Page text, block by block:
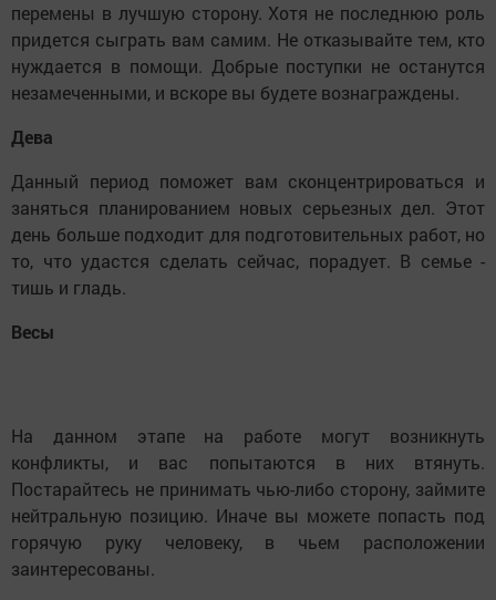
перемены в лучшую сторону. Хотя не последнюю роль
придется сыграть вам самим. Не отказывайте тем, кто
нуждается в помощи. Добрые поступки не останутся
незамеченными, и вскоре вы будете вознаграждены.
Дева
Данный период поможет вам сконцентрироваться и
заняться планированием новых серьезных дел. Этот
день больше подходит для подготовительных работ, но
то, что удастся сделать сейчас, порадует. В семье -
тишь и гладь.
Весы
На данном этапе на работе могут возникнуть
конфликты, и вас попытаются в них втянуть.
Постарайтесь не принимать чью-либо сторону, займите
нейтральную позицию. Иначе вы можете попасть под
горячую руку человеку, в чьем расположении
заинтересованы.